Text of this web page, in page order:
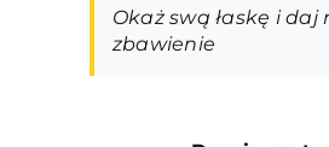
Okaż swą łaskę i daj
zbawienie